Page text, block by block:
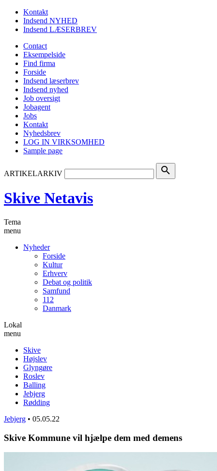
Kontakt
Indsend NYHED
Indsend LÆSERBREV
Contact
Eksempelside
Find firma
Forside
Indsend læserbrev
Indsend nyhed
Job oversigt
Jobagent
Jobs
Kontakt
Nyhedsbrev
LOG IN VIRKSOMHED
Sample page
ARTIKELARKIV search
Skive Netavis
Tema
menu
Nyheder
Forside
Kultur
Erhverv
Debat og politik
Samfund
112
Danmark
Lokal
menu
Skive
Højslev
Glyngøre
Roslev
Balling
Jebjerg
Rødding
Jebjerg • 05.05.22
Skive Kommune vil hjælpe dem med demens